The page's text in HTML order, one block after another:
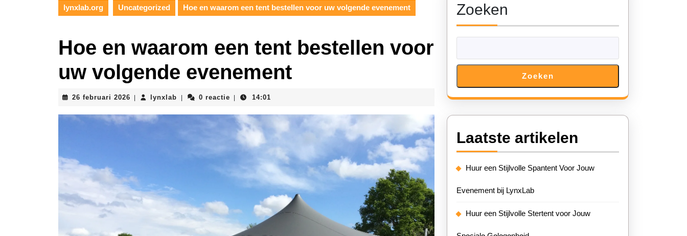
lynxlab.org Uncategorized Hoe en waarom een tent bestellen voor uw volgende evenement
Hoe en waarom een tent bestellen voor
uw volgende evenement
26 februari 2026 26
2026
lynxlab lynxlab0 reactie 14:01
Zoeken
Zoeken
Laatste artikelen
Huur een Stijlvolle Spantent Voor Jouw
Evenement bij LynxLab
Huur een Stijlvolle Stertent voor Jouw